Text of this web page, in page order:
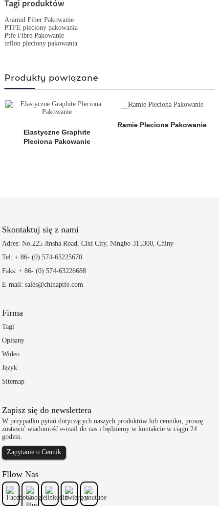
Tagi produktów
Aramid Fiber Pakowanie
PTFE pleciony pakowania
Ptfe Fibre Pakowanie
teflon pleciony pakowania
Produkty powiązane
Elastyczne Graphite
Pleciona Pakowanie
Ramie Pleciona Pakowanie
Skontaktuj się z nami
Adres: No.225 Jinsha Road, Cixi City, Ningbo 315300, Chiny
Tel: + 86- (0) 574-63225670
Faks: + 86- (0) 574-63226688
E-mail: sales@chinaptfe.com
Firma
Tagi
Opisany
Wideo
Język
Sitemap
Zapisz się do newslettera
W przypadku pytań dotyczących naszych produktów lub cenniku, proszę
zostawić wiadomość e-mail do nas i będziemy w kontakcie w ciągu 24
godzin.
Zapytanie o Cennik
Fllow Nas